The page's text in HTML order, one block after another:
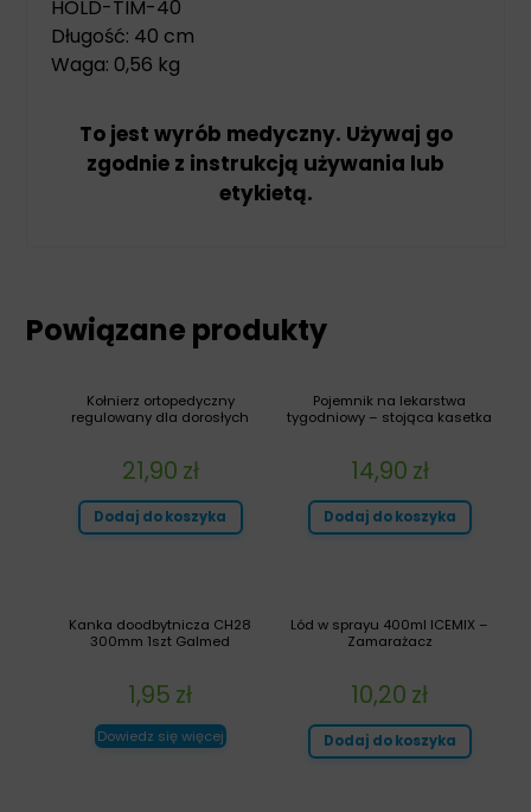
HOLD-TIM-40
Długość: 40 cm
Waga: 0,56 kg
To jest wyrób medyczny. Używaj go
zgodnie z instrukcją używania lub
etykietą.
Powiązane produkty
Pojemnik na lekarstwa
tygodniowy – stojąca kasetka
14,90 zł
Dodaj do koszyka
Kołnierz ortopedyczny
regulowany dla dorosłych
21,90 zł
Dodaj do koszyka
Lód w sprayu 400ml ICEMIX –
Zamarażacz
10,20 zł
Dodaj do koszyka
Kanka doodbytnicza CH28
300mm 1szt Galmed
1,95 zł
Dowiedz się więcej